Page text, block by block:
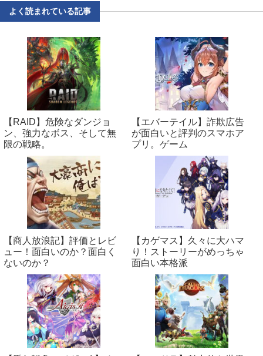
よく読まれている記事
【RAID】危険なダンジョ
ン、強力なボス、そして無
限の戦略。
【エバーテイル】詐欺広告
が面白いと評判のスマホア
プリ。ゲーム
【商人放浪‪記】評価とレビ
ュー！面白いのか？面白く
ないのか？
【カゲマス】久々に大ハマ
り！ストーリーがめっちゃ
面白い本格派